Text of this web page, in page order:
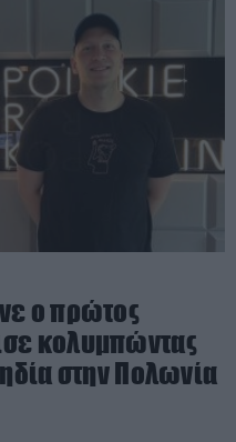
ο πρώτος
κολυμπώντας
στην Πολωνία